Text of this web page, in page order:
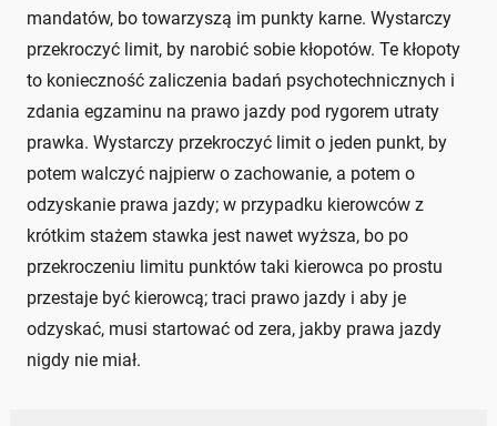
mandatów, bo towarzyszą im punkty karne. Wystarczy
przekroczyć limit, by narobić sobie kłopotów. Te kłopoty
to konieczność zaliczenia badań psychotechnicznych i
zdania egzaminu na prawo jazdy pod rygorem utraty
prawka. Wystarczy przekroczyć limit o jeden punkt, by
potem walczyć najpierw o zachowanie, a potem o
odzyskanie prawa jazdy; w przypadku kierowców z
krótkim stażem stawka jest nawet wyższa, bo po
przekroczeniu limitu punktów taki kierowca po prostu
przestaje być kierowcą; traci prawo jazdy i aby je
odzyskać, musi startować od zera, jakby prawa jazdy
nigdy nie miał.